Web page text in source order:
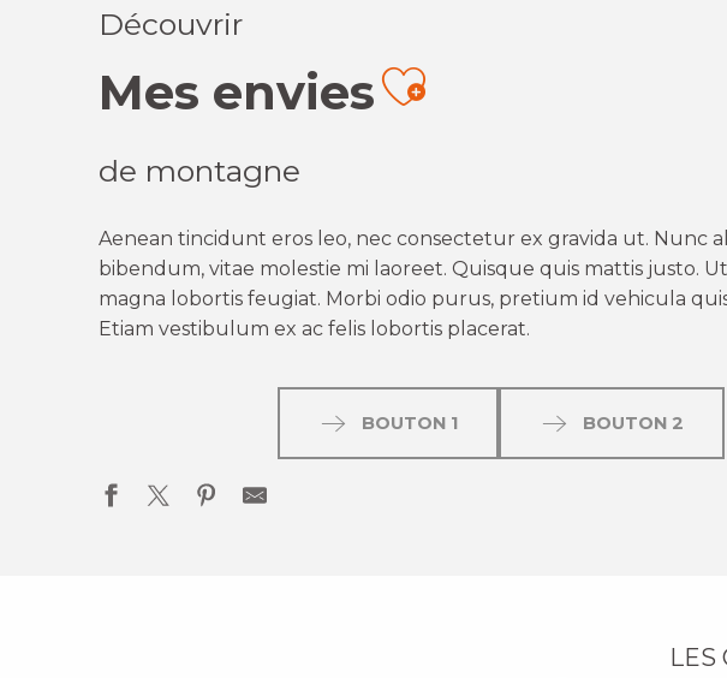
Découvrir
Mes enviesAjouter
de montagne
Aenean tincidunt eros leo, nec consectetur ex gravida ut. Nunc
bibendum, vitae molestie mi laoreet. Quisque quis mattis justo.
magna lobortis feugiat. Morbi odio purus, pretium id vehicula
Etiam vestibulum ex ac felis lobortis placerat.
BOUTON 1 BOUTON 2
LES